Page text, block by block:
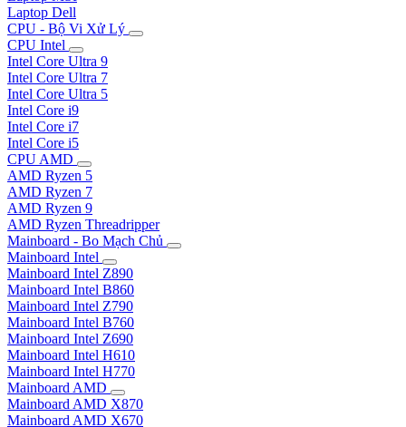
Laptop Dell
CPU - Bộ Vi Xử Lý
CPU Intel
Intel Core Ultra 9
Intel Core Ultra 7
Intel Core Ultra 5
Intel Core i9
Intel Core i7
Intel Core i5
CPU AMD
AMD Ryzen 5
AMD Ryzen 7
AMD Ryzen 9
AMD Ryzen Threadripper
Mainboard - Bo Mạch Chủ
Mainboard Intel
Mainboard Intel Z890
Mainboard Intel B860
Mainboard Intel Z790
Mainboard Intel B760
Mainboard Intel Z690
Mainboard Intel H610
Mainboard Intel H770
Mainboard AMD
Mainboard AMD X870
Mainboard AMD X670